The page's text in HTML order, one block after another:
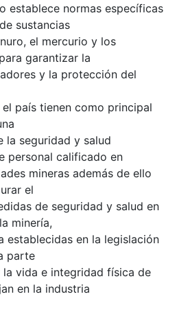
establece normas específicas
sustancias
el mercurio y los
garantizar la
y la protección del
país tienen como principal
la seguridad y salud
personal calificado en
mineras además de ello
el
de seguridad y salud en
minería,
establecidas en la legislación
parte
vida e integridad física de
en la industria